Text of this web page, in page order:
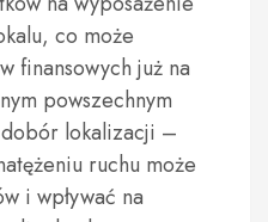
co może
finansowych już na
powszechnym
dobór lokalizacji –
ruchu może
i wpływać na